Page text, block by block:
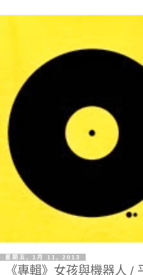
星期五, 1月 11, 2013
《專輯》女孩與機器人 /